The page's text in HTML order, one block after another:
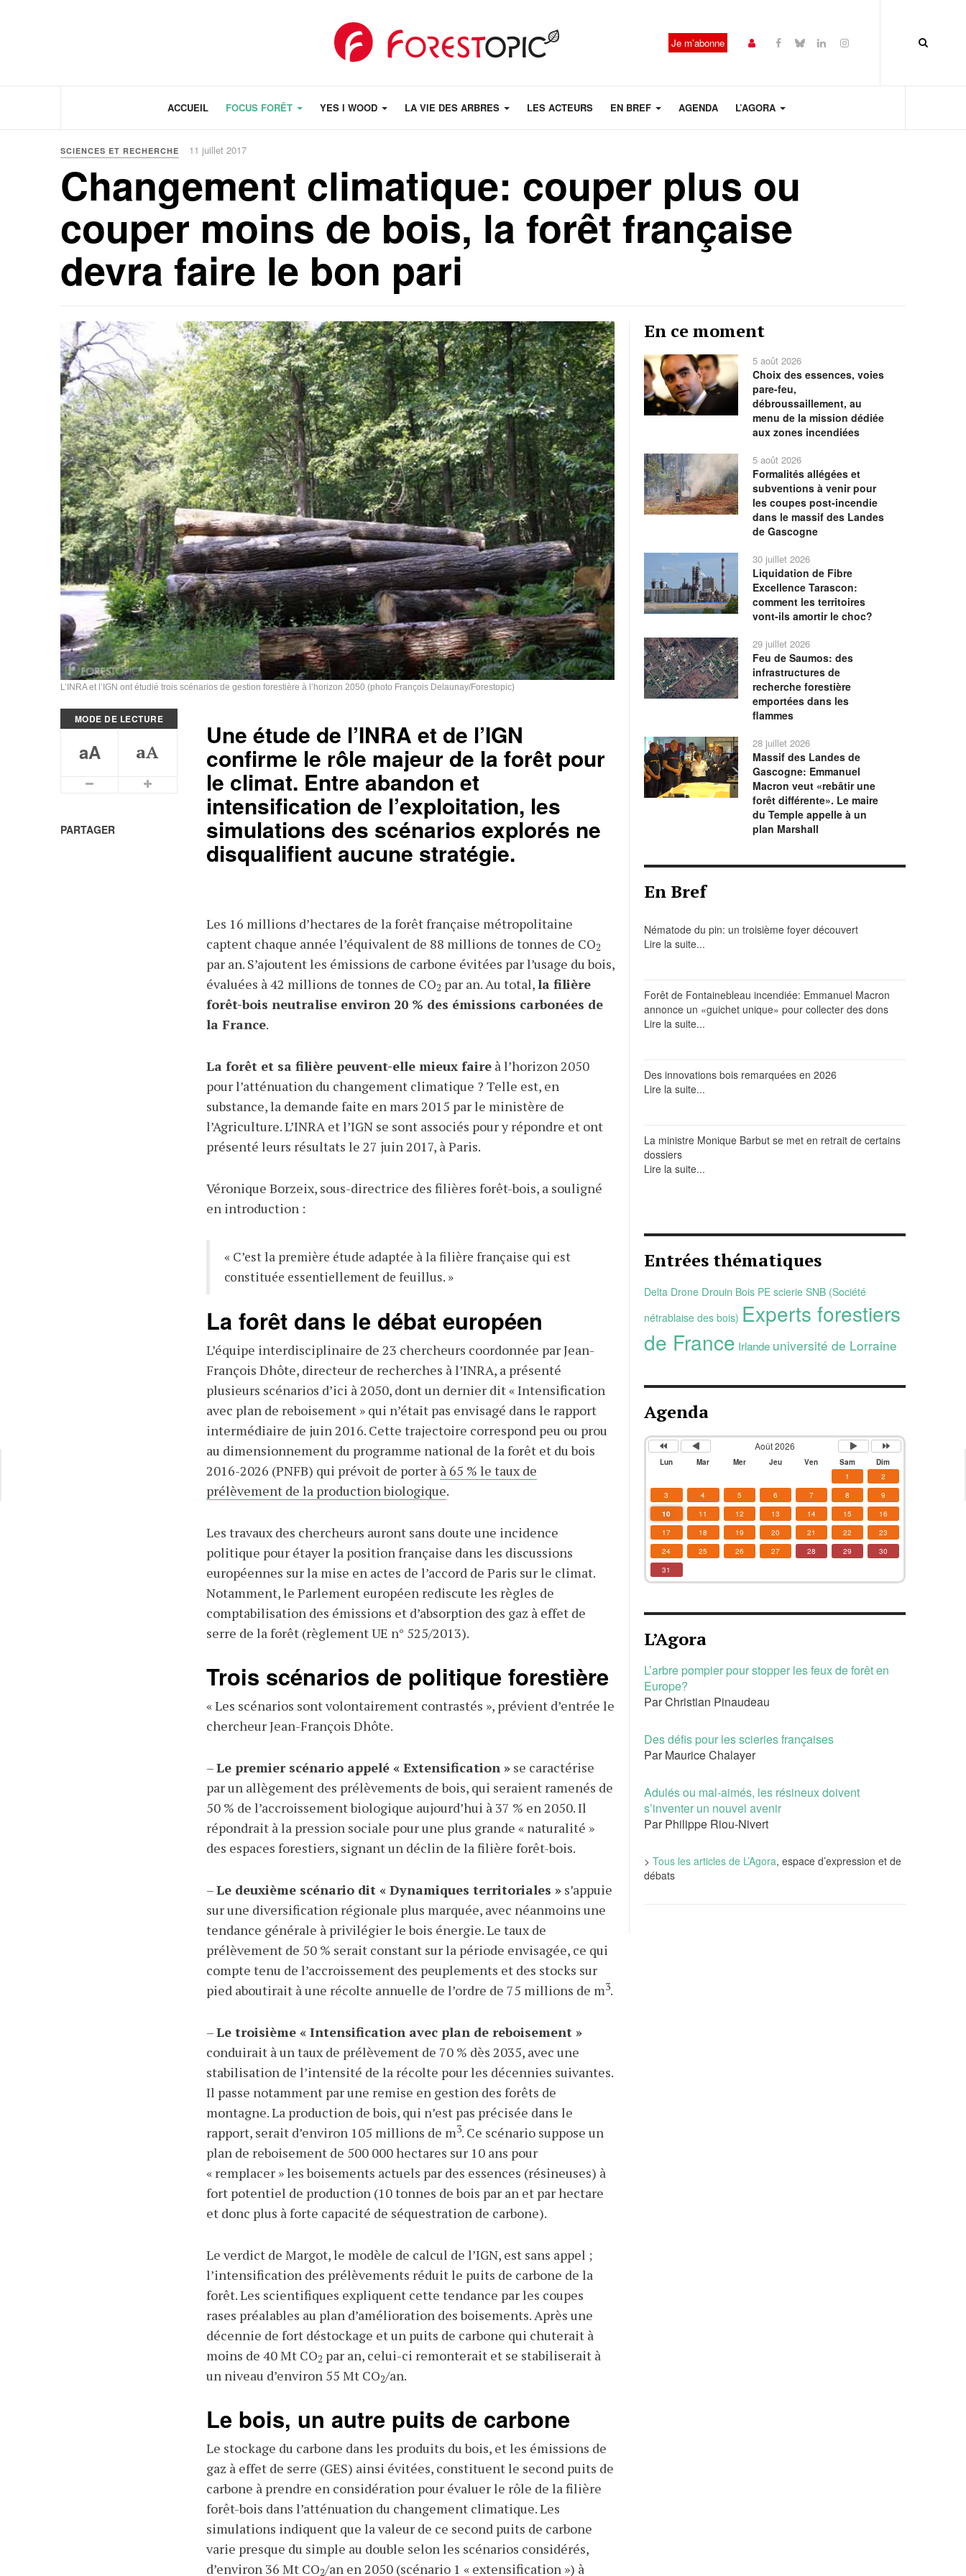
Je m’abonne
ACCUEIL FOCUS FORÊT YES I WOOD LA VIE DES ARBRES LES ACTEURS EN BREF AGENDA L’AGORA
SCIENCES ET RECHERCHE 11 juillet 2017
Changement climatique: couper plus ou
couper moins de bois, la forêt française
devra faire le bon pari
L’INRA et l’IGN ont étudié trois scénarios de gestion forestière à l’horizon 2050 (photo François Delaunay/Forestopic)
MODE DE LECTURE
aA aA
Plus petits caractèresPlus grands caractères
PARTAGER
Une étude de l’INRA et de l’IGN
confirme le rôle majeur de la forêt pour
le climat. Entre abandon et
intensification de l’exploitation, les
simulations des scénarios explorés ne
disqualifient aucune stratégie.
Les 16 millions d’hectares de la forêt française métropolitaine
captent chaque année l’équivalent de 88 millions de tonnes de CO2
par an. S’ajoutent les émissions de carbone évitées par l’usage du bois,
évaluées à 42 millions de tonnes de CO2 par an. Au total,la filière
forêt-bois neutralise environ 20 % des émissions carbonées de
la France.
La forêt et sa filière peuvent-elle mieux faireà l’horizon 2050
pour l’atténuation du changement climatique ? Telle est, en
substance, la demande faite en mars 2015 par le ministère de
l’Agriculture. L’INRA et l’IGN se sont associés pour y répondre et ont
présenté leurs résultats le 27 juin 2017, à Paris.
Véronique Borzeix, sous-directrice des filières forêt-bois, a souligné
en introduction :
« C’est la première étude adaptée à la filière française qui est
constituée essentiellement de feuillus. »
La forêt dans le débat européen
L’équipe interdisciplinaire de 23 chercheurs coordonnée par Jean-
François Dhôte, directeur de recherches à l’INRA, a présenté
plusieurs scénarios d’ici à 2050, dont un dernier dit « Intensification
avec plan de reboisement » qui n’était pas envisagé dans le rapport
intermédiaire de juin 2016. Cette trajectoire correspond peu ou prou
au dimensionnement du programme national de la forêt et du bois
2016-2026 (PNFB) qui prévoit de porter à 65 % le taux de
prélèvement de la production biologique.
Les travaux des chercheurs auront sans doute une incidence
politique pour étayer la position française dans les discussions
européennes sur la mise en actes de l’accord de Paris sur le climat.
Notamment, le Parlement européen rediscute les règles de
comptabilisation des émissions et d’absorption des gaz à effet de
serre de la forêt (règlement UE n° 525/2013).
Trois scénarios de politique forestière
« Les scénarios sont volontairement contrastés », prévient d’entrée le
chercheur Jean-François Dhôte.
–Le premier scénario appelé « Extensification »se caractérise
par un allègement des prélèvements de bois, qui seraient ramenés de
50 % de l’accroissement biologique aujourd’hui à 37 % en 2050. Il
répondrait à la pression sociale pour une plus grande « naturalité »
des espaces forestiers, signant un déclin de la filière forêt-bois.
–Le deuxième scénario dit « Dynamiques territoriales »s’appuie
sur une diversification régionale plus marquée, avec néanmoins une
tendance générale à privilégier le bois énergie. Le taux de
prélèvement de 50 % serait constant sur la période envisagée, ce qui
compte tenu de l’accroissement des peuplements et des stocks sur
pied aboutirait à une récolte annuelle de l’ordre de 75 millions de m3.
–Le troisième « Intensification avec plan de reboisement »
conduirait à un taux de prélèvement de 70 % dès 2035, avec une
stabilisation de l’intensité de la récolte pour les décennies suivantes.
Il passe notamment par une remise en gestion des forêts de
montagne. La production de bois, qui n’est pas précisée dans le
rapport, serait d’environ 105 millions de m3. Ce scénario suppose un
plan de reboisement de 500 000 hectares sur 10 ans pour
« remplacer » les boisements actuels par des essences (résineuses) à
fort potentiel de production (10 tonnes de bois par an et par hectare
et donc plus à forte capacité de séquestration de carbone).
Le verdict de Margot, le modèle de calcul de l’IGN, est sans appel ;
l’intensification des prélèvements réduit le puits de carbone de la
forêt. Les scientifiques expliquent cette tendance par les coupes
rases préalables au plan d’amélioration des boisements. Après une
décennie de fort déstockage et un puits de carbone qui chuterait à
moins de 40 Mt CO2 par an, celui-ci remonterait et se stabiliserait à
un niveau d’environ 55 Mt CO2/an.
Le bois, un autre puits de carbone
Le stockage du carbone dans les produits du bois, et les émissions de
gaz à effet de serre (GES) ainsi évitées, constituent le second puits de
carbone à prendre en considération pour évaluer le rôle de la filière
forêt-bois dans l’atténuation du changement climatique. Les
simulations indiquent que la valeur de ce second puits de carbone
varie presque du simple au double selon les scénarios considérés,
d’environ 36 Mt CO2/an en 2050 (scénario 1 « extensification ») à
En ce moment
5 août 2026
Choix des essences, voies
pare-feu,
débroussaillement, au
menu de la mission dédiée
aux zones incendiées
5 août 2026
Formalités allégées et
subventions à venir pour
les coupes post-incendie
dans le massif des Landes
de Gascogne
30 juillet 2026
Liquidation de Fibre
Excellence Tarascon:
comment les territoires
vont-ils amortir le choc?
29 juillet 2026
Feu de Saumos: des
infrastructures de
recherche forestière
emportées dans les
flammes
28 juillet 2026
Massif des Landes de
Gascogne: Emmanuel
Macron veut «rebâtir une
forêt différente». Le maire
du Temple appelle à un
plan Marshall
En Bref
Nématode du pin: un troisième foyer découvert
Lire la suite...
Forêt de Fontainebleau incendiée: Emmanuel Macron
annonce un «guichet unique» pour collecter des dons
Lire la suite...
Des innovations bois remarquées en 2026
Lire la suite...
La ministre Monique Barbut se met en retrait de certains
dossiers
Lire la suite...
Entrées thématiques
Delta Drone Drouin Bois PE scierie SNB (Société
nétrablaise des bois) Experts forestiers
de France Irlande université de Lorraine
Agenda
précédenteprécédent
Août 2026
Lun Mar Mer Jeu Ven Sam
Dim
1
2
3
4 5 6 7 8
9
10
11 12 13 14 15
16
17
18 19 20 21 22
23
24
25 26 27 28 29
30
31
L’Agora
L’arbre pompier pour stopper les feux de forêt en
Europe?
Par Christian Pinaudeau
Des défis pour les scieries françaises
Par Maurice Chalayer
Adulés ou mal-aimés, les résineux doivent
s’inventer un nouvel avenir
Par Philippe Riou-Nivert
> Tous les articles de L’Agora, espace d’expression et de
débats